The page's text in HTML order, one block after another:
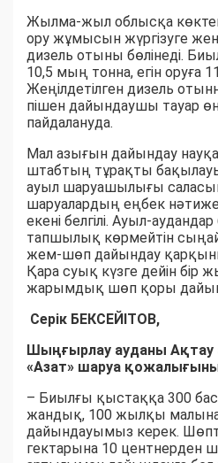
Жылма-жыл облысқа
ору жұмысын жүргізуге
дизель отыны бөлінеді.
10,5 мың тонна, егін оруға
Жеңілдетілген дизель
пішен дайындаушы тауар
пайдалануда.
Мал азығын дайындау
штабтың тұрақты
ауыл шаруашылығы
шаруалардың еңбек
екені белгілі. Ауыл-
тапшылық көрмейтін
жем-шөп дайындау
Қара суық күзге дейін
жарымдық шөп қоры дайын
Серік БЕКСЕЙІТОВ,
Шыңғырлау ауданы Ақтау
«Азат» шаруа
– Биылғы қыстаққа 300 бас
жандық, 100 жылқы
дайындауымыз керек.
гектарына 10 центнерден